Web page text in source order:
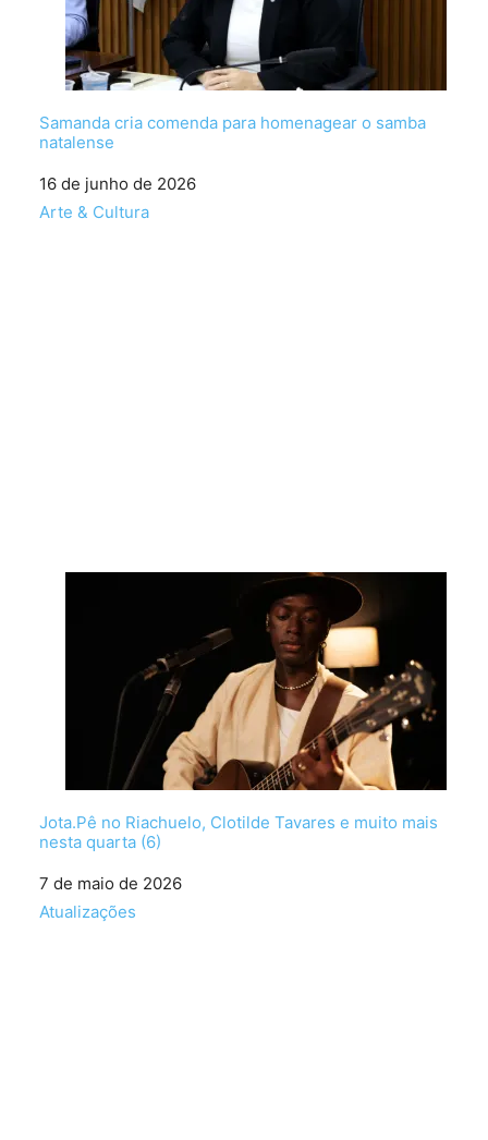
Samanda cria comenda para homenagear o samba
natalense
Data
16 de junho de 2026
Em relação a
Arte & Cultura
Jota.Pê no Riachuelo, Clotilde Tavares e muito mais
nesta quarta (6)
Data
7 de maio de 2026
Em relação a
Atualizações